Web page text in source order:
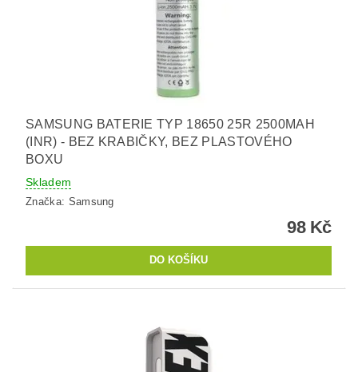
SAMSUNG BATERIE TYP 18650 25R 2500MAH
(INR) - BEZ KRABIČKY, BEZ PLASTOVÉHO
BOXU
Skladem
Značka: Samsung
98 Kč